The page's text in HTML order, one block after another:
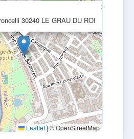
30240 LE GRAU DU ROI
×
Leaflet | © OpenStreetMap